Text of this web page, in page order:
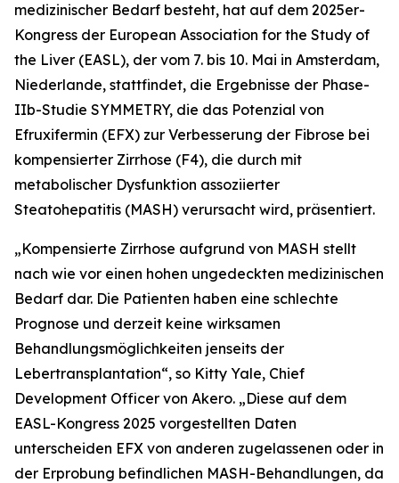
medizinischer Bedarf besteht, hat auf dem 2025er-
Kongress der European Association for the Study of
the Liver (EASL), der vom 7. bis 10. Mai in Amsterdam,
Niederlande, stattfindet, die Ergebnisse der Phase-
IIb-Studie SYMMETRY, die das Potenzial von
Efruxifermin (EFX) zur Verbesserung der Fibrose bei
kompensierter Zirrhose (F4), die durch mit
metabolischer Dysfunktion assoziierter
Steatohepatitis (MASH) verursacht wird, präsentiert.
„Kompensierte Zirrhose aufgrund von MASH stellt
nach wie vor einen hohen ungedeckten medizinischen
Bedarf dar. Die Patienten haben eine schlechte
Prognose und derzeit keine wirksamen
Behandlungsmöglichkeiten jenseits der
Lebertransplantation“, so Kitty Yale, Chief
Development Officer von Akero. „Diese auf dem
EASL-Kongress 2025 vorgestellten Daten
unterscheiden EFX von anderen zugelassenen oder in
der Erprobung befindlichen MASH-Behandlungen, da